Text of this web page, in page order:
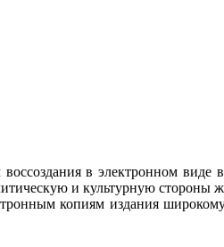
в электронном
и культурную стороны
копиям издания широкому